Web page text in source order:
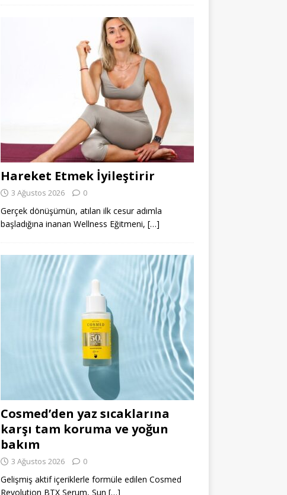
Hareket Etmek İyileştirir
3 Ağustos 2026 0
Gerçek dönüşümün, atılan ilk cesur adımla
başladığına inanan Wellness Eğitmeni, […]
Cosmed’den yaz sıcaklarına
karşı tam koruma ve yoğun
bakım
3 Ağustos 2026 0
Gelişmiş aktif içeriklerle formüle edilen Cosmed
Revolution BTX Serum, Sun […]